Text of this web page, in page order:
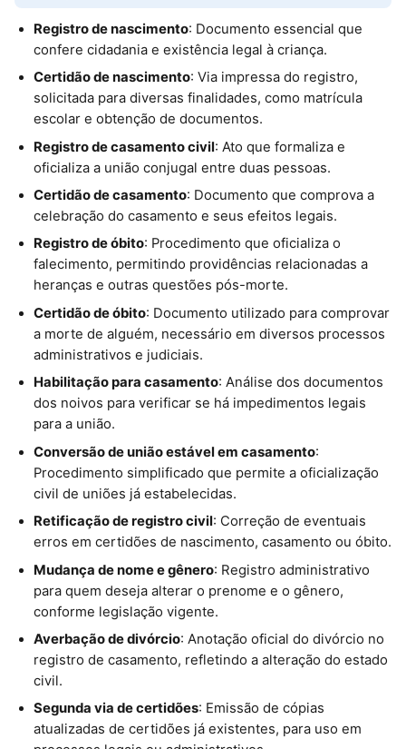
Registro de nascimento: Documento essencial que
confere cidadania e existência legal à criança.
Certidão de nascimento: Via impressa do registro,
solicitada para diversas finalidades, como matrícula
escolar e obtenção de documentos.
Registro de casamento civil: Ato que formaliza e
oficializa a união conjugal entre duas pessoas.
Certidão de casamento: Documento que comprova a
celebração do casamento e seus efeitos legais.
Registro de óbito: Procedimento que oficializa o
falecimento, permitindo providências relacionadas a
heranças e outras questões pós-morte.
Certidão de óbito: Documento utilizado para comprovar
a morte de alguém, necessário em diversos processos
administrativos e judiciais.
Habilitação para casamento: Análise dos documentos
dos noivos para verificar se há impedimentos legais
para a união.
Conversão de união estável em casamento:
Procedimento simplificado que permite a oficialização
civil de uniões já estabelecidas.
Retificação de registro civil: Correção de eventuais
erros em certidões de nascimento, casamento ou óbito.
Mudança de nome e gênero: Registro administrativo
para quem deseja alterar o prenome e o gênero,
conforme legislação vigente.
Averbação de divórcio: Anotação oficial do divórcio no
registro de casamento, refletindo a alteração do estado
civil.
Segunda via de certidões: Emissão de cópias
atualizadas de certidões já existentes, para uso em